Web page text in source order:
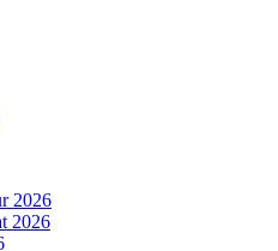
2026
2026